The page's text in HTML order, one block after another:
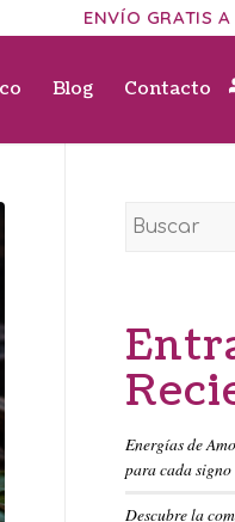
ENVÍO GRATIS
Blog Contacto
Energías de
para cada signo
Descubre la